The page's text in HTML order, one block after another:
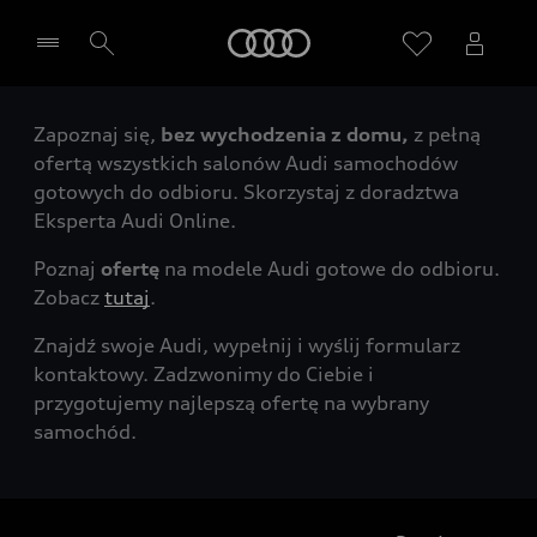
Wybierz Twojego Partnera Audi
Zapoznaj się, bez wychodzenia z domu, z pełną
ofertą wszystkich salonów Audi samochodów
gotowych do odbioru. Skorzystaj z doradztwa
Eksperta Audi Online.
Poznaj ofertę na modele Audi gotowe do odbioru.
Zobacz tutaj.
Znajdź swoje Audi, wypełnij i wyślij formularz
kontaktowy. Zadzwonimy do Ciebie i
przygotujemy najlepszą ofertę na wybrany
samochód.